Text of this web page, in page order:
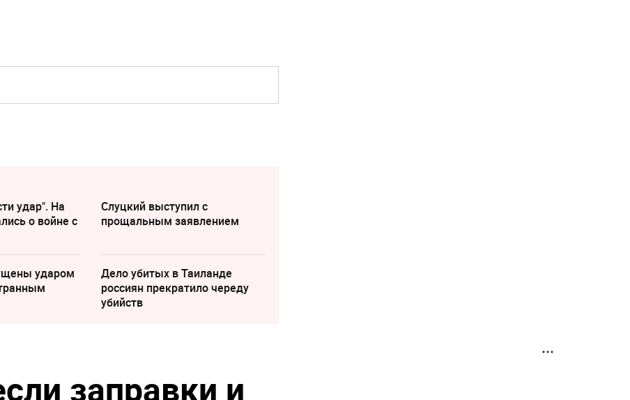
удар". На
о войне с
Слуцкий выступил с
прощальным заявлением
ударом
Дело убитых в Таиланде
россиян прекратило череду
убийств
заправки и